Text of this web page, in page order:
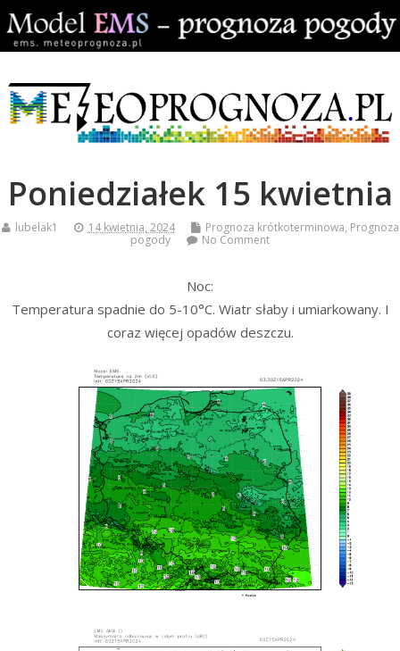
Poniedziałek 15 kwietnia
lubelak1 14 kwietnia, 2024 Prognoza krótkoterminowa, Prognoza
pogody
No Comment
Noc:
Temperatura spadnie do 5-10°C. Wiatr słaby i umiarkowany. I
coraz więcej opadów deszczu.